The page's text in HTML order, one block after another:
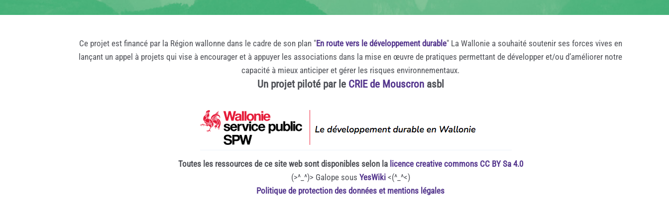
Ce projet est financé par la Région wallonne dans le cadre de son plan "En route vers le développement durable" La Wallonie a souhaité soutenir ses forces vives en
lançant un appel à projets qui vise à encourager et à appuyer les associations dans la mise en œuvre de pratiques permettant de développer et/ou d’améliorer notre
capacité à mieux anticiper et gérer les risques environnementaux.
Un projet piloté par le CRIE de Mouscronasbl
Toutes les ressources de ce site web sont disponibles selon la licence creative commons CC BY Sa 4.0
(>^_^)> Galope sous YesWiki<(^_^<)
Politique de protection des données et mentions légales